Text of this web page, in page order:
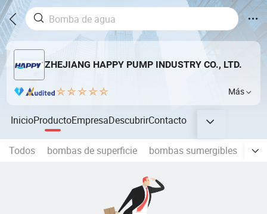
ZHEJIANG HAPPY PUMP INDUSTRY CO., LTD.
Más
InicioProductoEmpresaDescubrirContacto
Todos bombas de superficie bombas sumergibles